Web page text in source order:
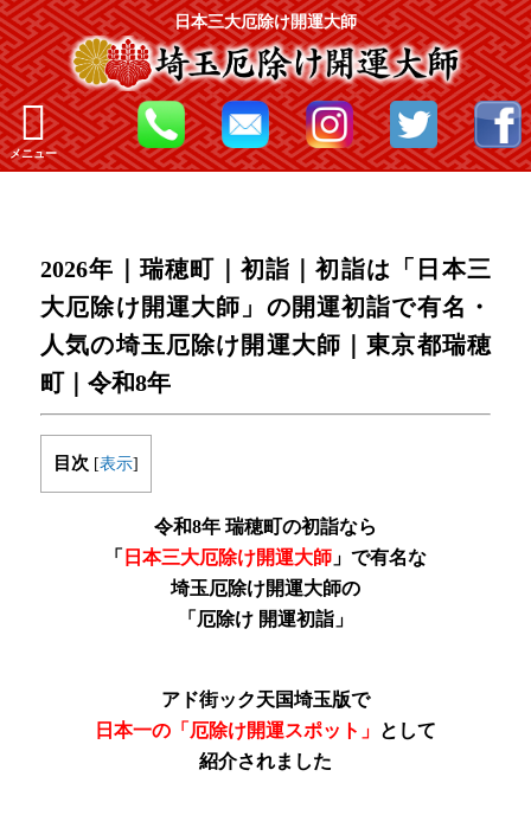
日本三大厄除け開運大師
メニュー
2026年｜瑞穂町｜初詣｜初詣は「日本三
大厄除け開運大師」の開運初詣で有名・
人気の埼玉厄除け開運大師｜東京都瑞穂
町｜令和8年
目次 [表示]
令和8年 瑞穂町の初詣なら
「 日本三大厄除け開運大師」で有名な
埼玉厄除け開運大師の
「厄除け 開運初詣」
アド街ック天国埼玉版で
日本一の「厄除け開運スポット」 として
紹介されました